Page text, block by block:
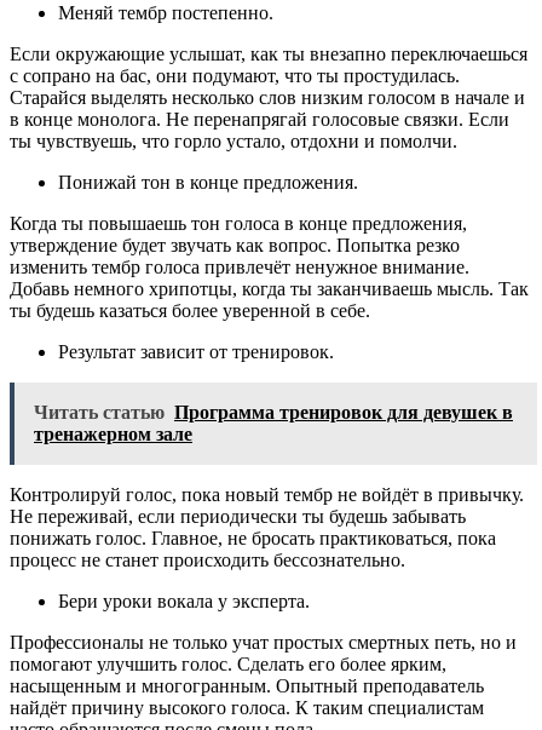
Меняй тембр постепенно.
Если окружающие услышат, как ты внезапно переключаешься
с сопрано на бас, они подумают, что ты простудилась.
Старайся выделять несколько слов низким голосом в начале и
в конце монолога. Не перенапрягай голосовые связки. Если
ты чувствуешь, что горло устало, отдохни и помолчи.
Понижай тон в конце предложения.
Когда ты повышаешь тон голоса в конце предложения,
утверждение будет звучать как вопрос. Попытка резко
изменить тембр голоса привлечёт ненужное внимание.
Добавь немного хрипотцы, когда ты заканчиваешь мысль. Так
ты будешь казаться более уверенной в себе.
Результат зависит от тренировок.
Читать статью Программа тренировок для девушек в
тренажерном зале
Контролируй голос, пока новый тембр не войдёт в привычку.
Не переживай, если периодически ты будешь забывать
понижать голос. Главное, не бросать практиковаться, пока
процесс не станет происходить бессознательно.
Бери уроки вокала у эксперта.
Профессионалы не только учат простых смертных петь, но и
помогают улучшить голос. Сделать его более ярким,
насыщенным и многогранным. Опытный преподаватель
найдёт причину высокого голоса. К таким специалистам